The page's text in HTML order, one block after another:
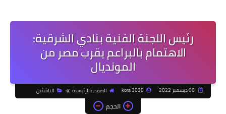
رئيس اللجنة الفنية بنادي الشرقية:
الاهتمام بالبراعم يقرب مصر من
المونديال
08 ديسمبر 2022 kora 3030 الصفحة الرئيسية الناشئين
الحجم